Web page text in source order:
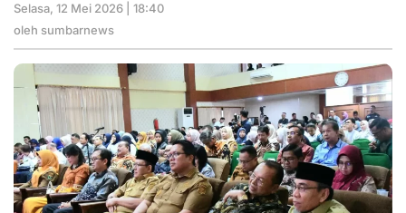
Selasa, 12 Mei 2026 | 18:40
oleh sumbarnews